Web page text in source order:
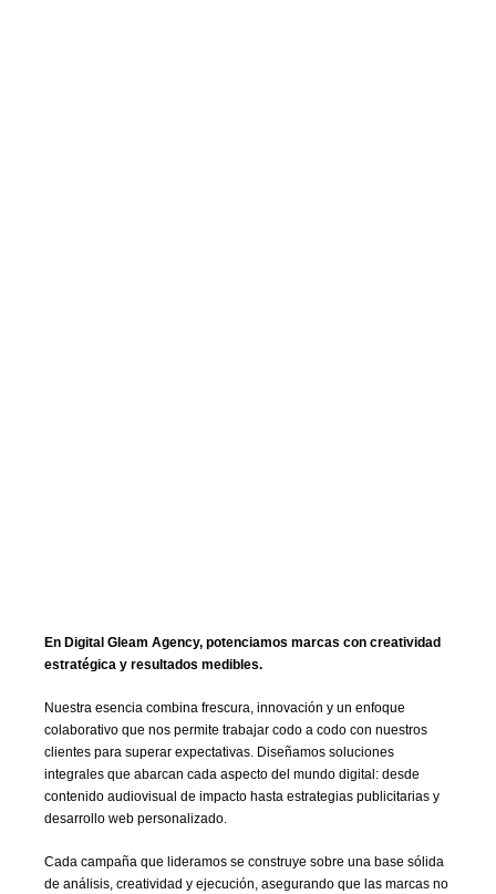
En Digital Gleam Agency, potenciamos marcas con creatividad
estratégica y resultados medibles.
Nuestra esencia combina frescura, innovación y un enfoque
colaborativo que nos permite trabajar codo a codo con nuestros
clientes para superar expectativas. Diseñamos soluciones
integrales que abarcan cada aspecto del mundo digital: desde
contenido audiovisual de impacto hasta estrategias publicitarias y
desarrollo web personalizado.
Cada campaña que lideramos se construye sobre una base sólida
de análisis, creatividad y ejecución, asegurando que las marcas no